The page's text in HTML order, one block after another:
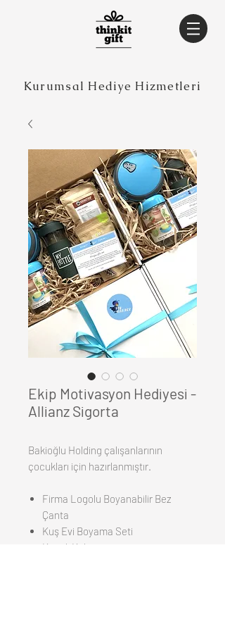
Kurumsal Hediye Hizmetleri
Ekip Motivasyon Hediyesi -
Allianz Sigorta
Bakioğlu Holding çalışanlarının
çocukları için hazırlanmıştır.
Firma Logolu Boyanabilir Bez
Çanta
Kuş Evi Boyama Seti
Keçeli Kalem